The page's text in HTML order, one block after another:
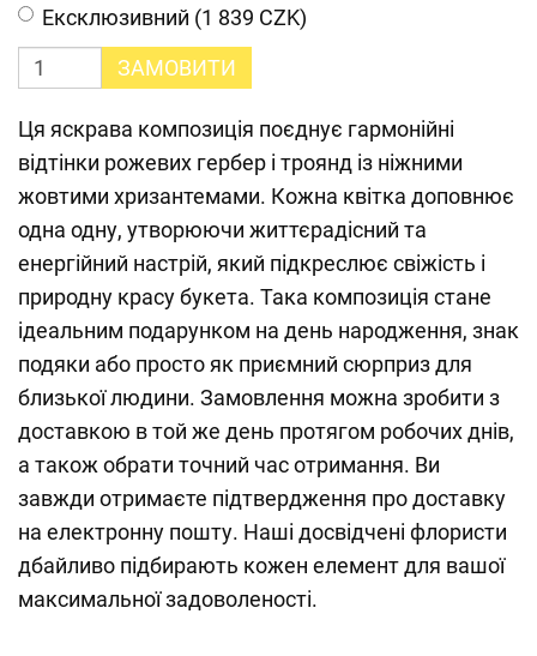
Ексклюзивний (1 839 CZK)
ЗАМОВИТИ
Ця яскрава композиція поєднує гармонійні
відтінки рожевих гербер і троянд із ніжними
жовтими хризантемами. Кожна квітка доповнює
одна одну, утворюючи життєрадісний та
енергійний настрій, який підкреслює свіжість і
природну красу букета. Така композиція стане
ідеальним подарунком на день народження, знак
подяки або просто як приємний сюрприз для
близької людини. Замовлення можна зробити з
доставкою в той же день протягом робочих днів,
а також обрати точний час отримання. Ви
завжди отримаєте підтвердження про доставку
на електронну пошту. Наші досвідчені флористи
дбайливо підбирають кожен елемент для вашої
максимальної задоволеності.